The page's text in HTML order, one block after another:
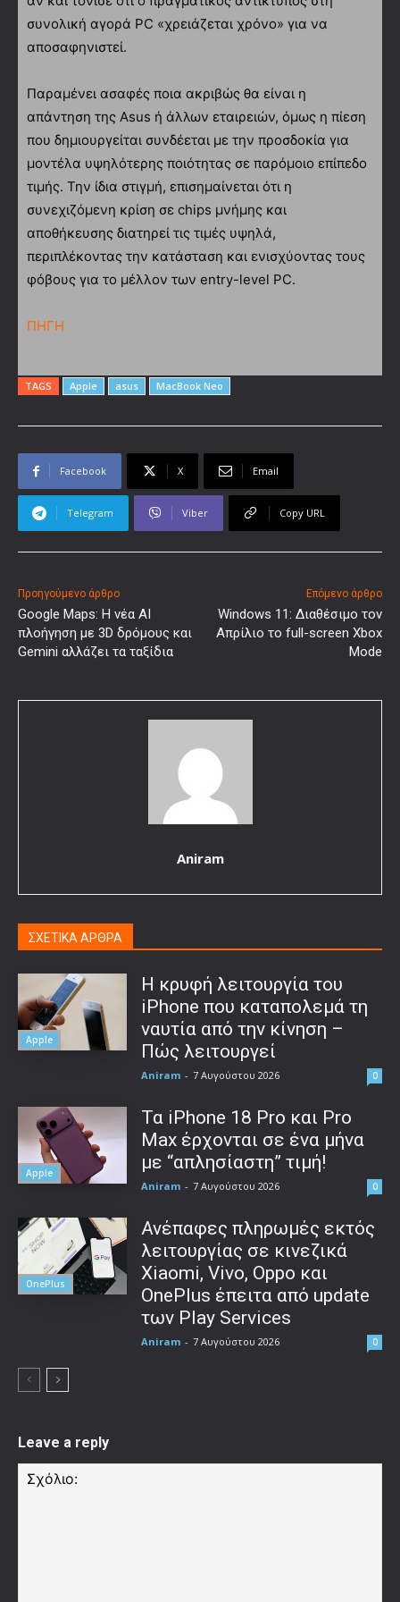
συνολική αγορά PC «χρειάζεται χρόνο» για να
αποσαφηνιστεί.
Παραμένει ασαφές ποια ακριβώς θα είναι η
απάντηση της Asus ή άλλων εταιρειών, όμως η πίεση
που δημιουργείται συνδέεται με την προσδοκία για
μοντέλα υψηλότερης ποιότητας σε παρόμοιο επίπεδο
τιμής. Την ίδια στιγμή, επισημαίνεται ότι η
συνεχιζόμενη κρίση σε chips μνήμης και
αποθήκευσης διατηρεί τις τιμές υψηλά,
περιπλέκοντας την κατάσταση και ενισχύοντας τους
φόβους για το μέλλον των entry-level PC.
ΠΗΓΗ
TAGS Apple asus MacBook Neo
Facebook X Email
Telegram Viber Copy URL
Προηγούμενο άρθρο
Google Maps: Η νέα AI
πλοήγηση με 3D δρόμους και
Gemini αλλάζει τα ταξίδια
Επόμενο άρθρο
Windows 11: Διαθέσιμο τον
Απρίλιο το full-screen Xbox
Mode
Aniram
ΣΧΕΤΙΚΑ ΑΡΘΡΑ
Apple
Η κρυφή λειτουργία του
iPhone που καταπολεμά τη
ναυτία από την κίνηση –
Πώς λειτουργεί
Aniram - 7 Αυγούστου 2026 0
Apple
Τα iPhone 18 Pro και Pro
Max έρχονται σε ένα μήνα
με “απλησίαστη” τιμή!
Aniram - 7 Αυγούστου 2026 0
OnePlus
Ανέπαφες πληρωμές εκτός
λειτουργίας σε κινεζικά
Xiaomi, Vivo, Oppo και
OnePlus έπειτα από update
των Play Services
Aniram - 7 Αυγούστου 2026 0
Leave a reply